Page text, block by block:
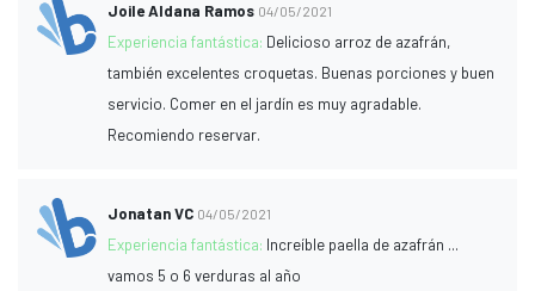
Joile Aldana Ramos 04/05/2021
Experiencia fantástica: Delicioso arroz de azafrán,
también excelentes croquetas. Buenas porciones y buen
servicio. Comer en el jardín es muy agradable.
Recomiendo reservar.
Jonatan VC 04/05/2021
Experiencia fantástica: Increíble paella de azafrán ...
vamos 5 o 6 verduras al año